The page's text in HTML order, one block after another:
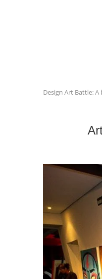
Design Art Battle: A